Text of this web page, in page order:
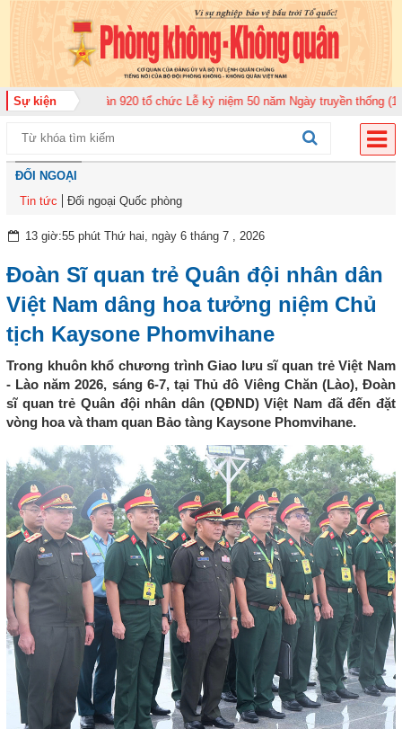
Sự kiện
Không quân 920 tổ chức Lễ kỷ niệm 50 năm Ngày truyền thống (12-11-
ĐỐI NGOẠI
Tin tức
Đối ngoại Quốc phòng
13 giờ:55 phút Thứ hai, ngày 6 tháng 7 , 2026
Đoàn Sĩ quan trẻ Quân đội nhân dân
Việt Nam dâng hoa tưởng niệm Chủ
tịch Kaysone Phomvihane
Trong khuôn khổ chương trình Giao lưu sĩ quan trẻ Việt Nam
- Lào năm 2026, sáng 6-7, tại Thủ đô Viêng Chăn (Lào), Đoàn
sĩ quan trẻ Quân đội nhân dân (QĐND) Việt Nam đã đến đặt
vòng hoa và tham quan Bảo tàng Kaysone Phomvihane.